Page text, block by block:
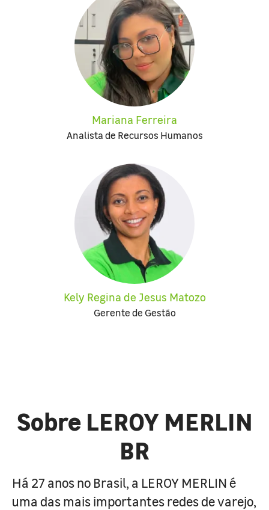
Mariana Ferreira
Analista de Recursos Humanos
Kely Regina de Jesus Matozo
Gerente de Gestão
Sobre LEROY MERLIN
BR
Há 27 anos no Brasil, a LEROY MERLIN é
uma das mais importantes redes de varejo,